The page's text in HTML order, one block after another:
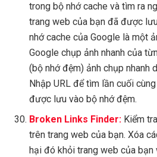
trong bộ nhớ cache và tìm ra
trang web của bạn đã được
nhớ cache của Google là một
Google chụp ảnh nhanh của
(bộ nhớ đệm) ảnh chụp nhanh
Nhập URL để tìm lần cuối
được lưu vào bộ nhớ đệm.
Broken Links Finder: Kiểm
trên trang web của bạn. Xóa
hại đó khỏi trang web của bạn